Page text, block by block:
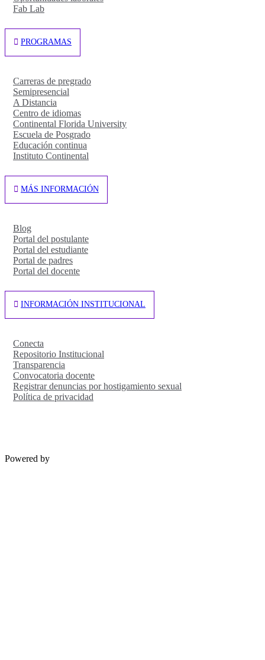
Fab Lab
PROGRAMAS
Carreras de pregrado
Semipresencial
A Distancia
Centro de idiomas
Continental Florida University
Escuela de Posgrado
Educación continua
Instituto Continental
MÁS INFORMACIÓN
Blog
Portal del postulante
Portal del estudiante
Portal de padres
Portal del docente
INFORMACIÓN INSTITUCIONAL
Conecta
Repositorio Institucional
Transparencia
Convocatoria docente
Registrar denuncias por hostigamiento sexual
Política de privacidad
Powered by